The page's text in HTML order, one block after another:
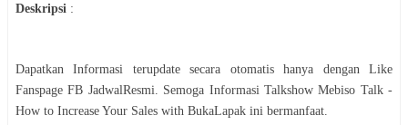
Deskripsi :
Dapatkan Informasi terupdate secara otomatis hanya dengan Like
Fanspage FB JadwalResmi. Semoga Informasi Talkshow Mebiso Talk -
How to Increase Your Sales with BukaLapak ini bermanfaat.